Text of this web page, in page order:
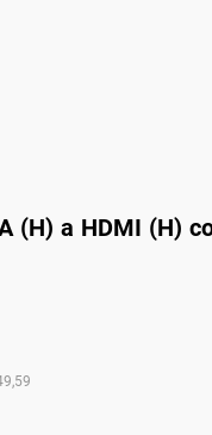
(H) a HDMI (H)